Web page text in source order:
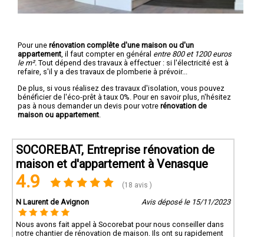
Pour une rénovation complête d'une maison ou d'un
appartement , il faut compter en général entre 800 et 1200 euros
le m². Tout dépend des travaux à effectuer : si l'électricité est à
refaire, s'il y a des travaux de plomberie à prévoir...
De plus, si vous réalisez des travaux d'isolation, vous pouvez
bénéficier de l'éco-prêt à taux 0%. Pour en savoir plus, n'hésitez
pas à nous demander un devis pour votre rénovation de
maison ou appartement
SOCOREBAT, Entreprise rénovation de
maison et d'appartement à Venasque
4.9 (18 avis )
N Laurent de Avignon Avis déposé le 15/11/2023
Nous avons fait appel à Socorebat pour nous conseiller dans
notre chantier de rénovation de maison. Ils ont su rapidement